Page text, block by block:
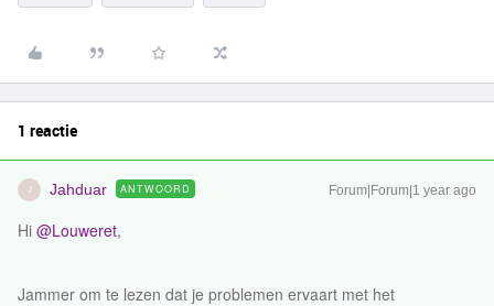
1 reactie
J Jahduar ANTWOORD Forum|Forum|1 year ago
Hi @Louweret,
Jammer om te lezen dat je problemen ervaart met het